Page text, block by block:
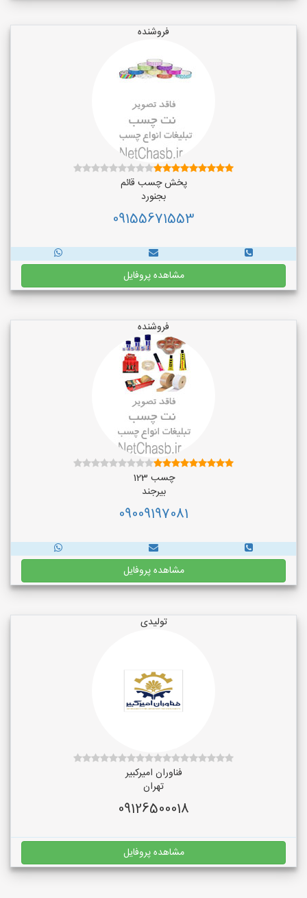
فروشنده
پخش چسب قائم
بجنورد
09155671553
مشاهده پروفایل
فروشنده
چسب 123
بیرجند
09009197081
مشاهده پروفایل
تولیدی
فناوران امیرکبیر
تهران
09126500018
مشاهده پروفایل